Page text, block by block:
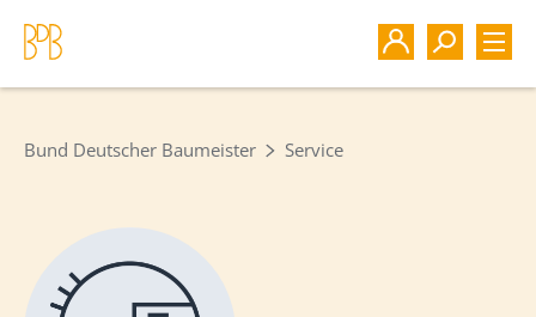
Bund Deutscher Baumeister Service